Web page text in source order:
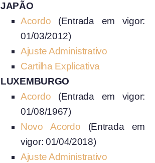
JAPÃO
Acordo (Entrada em vigor:
01/03/2012)
Ajuste Administrativo
Cartilha Explicativa
LUXEMBURGO
Acordo (Entrada em vigor:
01/08/1967)
Novo Acordo (Entrada em
vigor: 01/04/2018)
Ajuste Administrativo